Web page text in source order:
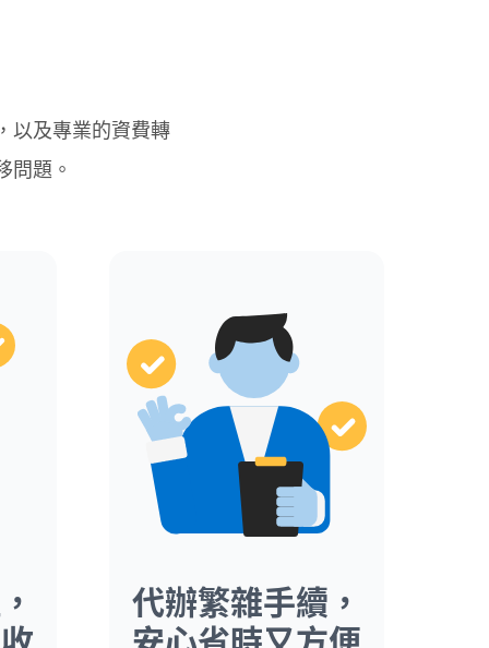
以及專業的資費轉
問題。
代辦繁雜手續，